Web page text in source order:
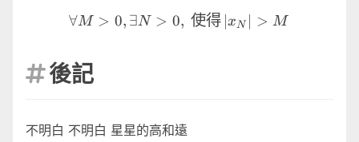
\forall M \gt 0 ,\exist N
∀M > 0, ∃N > 0, 使得 ∣xN > M
後記
不明白 不明白 星星的高和遠